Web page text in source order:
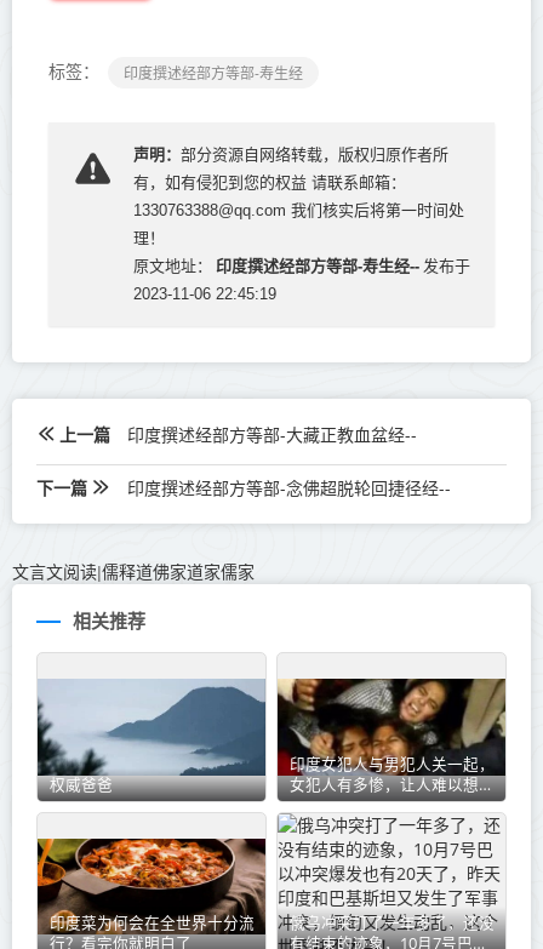
标签： 印度撰述经部方等部-寿生经
声明： 部分资源自网络转载，版权归原作者所
有，如有侵犯到您的权益 请联系邮箱：
1330763388@qq.com 我们核实后将第一时间处
理！
原文地址：
印度撰述经部方等部-寿生经-- 发布于
2023-11-06 22:45:19
上一篇 印度撰述经部方等部-大藏正教血盆经--
下一篇 印度撰述经部方等部-念佛超脱轮回捷径经--
文言文阅读|儒释道佛家道家儒家
相关推荐
权威爸爸
印度女犯人与男犯人关一起，
女犯人有多惨，让人难以想
象！
印度菜为何会在全世界十分流
行？看完你就明白了
俄乌冲突打了一年多了，还没
有结束的迹象，10月7号巴以